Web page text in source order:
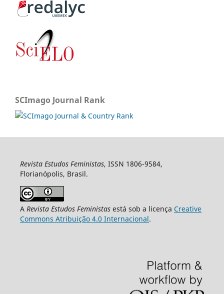
SCImago Journal Rank
Revista Estudos Feministas, ISSN 1806-9584,
Florianópolis, Brasil.
A Revista Estudos Feministasestá sob a licença Creative
Commons Atribuição 4.0 Internacional.